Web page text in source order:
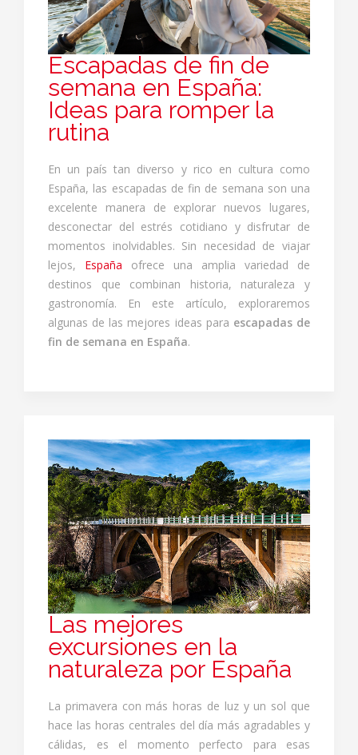
Escapadas de fin de
semana en España:
Ideas para romper la
rutina
En un país tan diverso y rico en cultura como
España, las escapadas de fin de semana son una
excelente manera de explorar nuevos lugares,
desconectar del estrés cotidiano y disfrutar de
momentos inolvidables. Sin necesidad de viajar
lejos, España ofrece una amplia variedad de
destinos que combinan historia, naturaleza y
gastronomía. En este artículo, exploraremos
algunas de las mejores ideas para escapadas de
fin de semana en España.
Las mejores
excursiones en la
naturaleza por España
La primavera con más horas de luz y un sol que
hace las horas centrales del día más agradables y
cálidas, es el momento perfecto para esas